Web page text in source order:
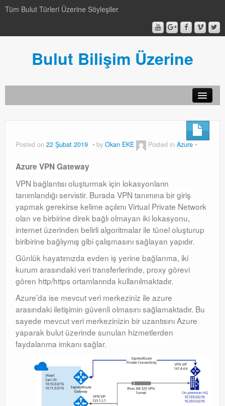
Tüm Bulut Türleri Üzerine Söyleşiler
Bulut Bilişim Üzerine
Video-Webcast-Seminer
Video-Webcast-Seminer
Windows Server Family
Windows Server Family
SCOM
SCOM
Orchestrator
Orchestrator
Watchguard
Posted on 22 Şubat 2019 by Okan EKE Posted in Azure
Azure VPN Gateway
VPN bağlantısı oluşturmak için lokasyonların
tanımlandığı servistir. Burada VPN tanımına bir giriş
yapmak gerekirse kelime açılımı Virtual Private Network
olan ve birbirine direk bağlı olmayan iki lokasyonu,
internet üzerinden belirli algoritmalar ile tünel oluşturup
biribirine bağlıymış gibi çalışmasını sağlayan yapıdır.
Günlük hayatımızda evden iş yerine bağlanma, iki
kurum arasındaki veri transferlerinde, proxy görevi
gören http/https ortamlarında kullanılmaktadır.
Azure’da ise mevcut veri merkeziniz ile azure
arasındaki iletişimin güvenli olmasını sağlamaktadır. Bu
sayede mevcut veri merkezinizin bir uzantısını Azure
yaparak bulut üzerinde sunulan hizmetlerden
faydalanma imkanı sağlar.